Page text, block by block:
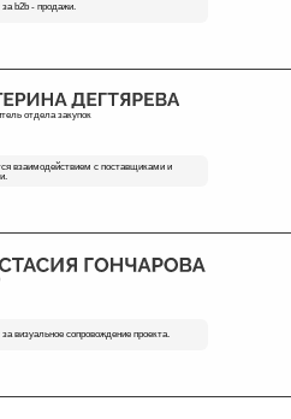
за b2b - продажи.
отдела закупок
взаимодействием с поставщиками и
визуальное сопровождение проекта.